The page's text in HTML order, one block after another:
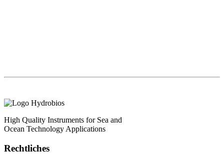
High Quality Instruments for Sea and
Ocean Technology Applications
Rechtliches